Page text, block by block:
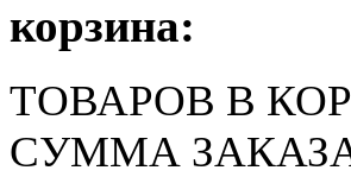
корзина:
ТОВАРОВ В
СУММА